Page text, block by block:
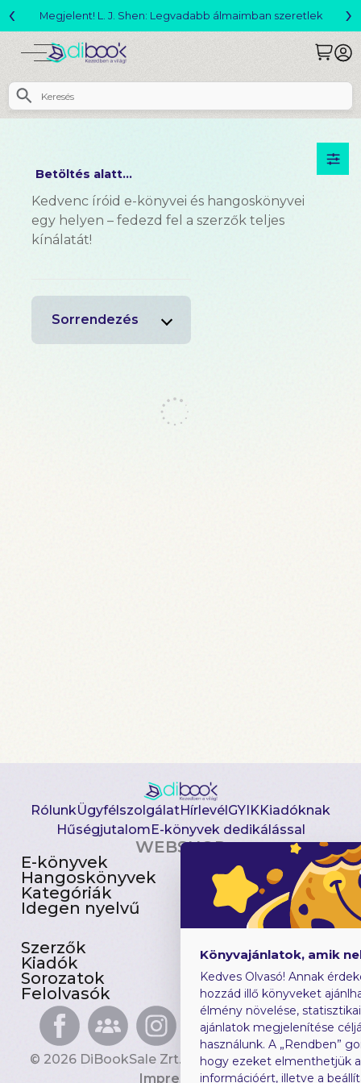
Változó világ akció!
‹ ›
Betöltés alatt...
Kedvenc íróid e-könyvei és hangoskönyvei
egy helyen – fedezd fel a szerzők teljes
kínálatát!
Sorrendezés
RólunkÜgyfélszolgálatHírlevélGYIKKiadóknak
HűségjutalomE-könyvek dedikálással
WEBSHOP
E-könyvek
Hangoskönyvek
Kategóriák
Idegen nyelvű
Csomagajánlatok
Akciósak
Előjegyezhetők
Újdonságok
Szerzők
Kiadók
Sorozatok
Felolvasók
Gyerekkönyvek
Heti toplista
Ajándékutalvány
Blog
© 2026 DiBookSale Zrt. Minden jog fenntartva.
Impresszum
Könyvajánlatok, amik
Kedves Olvasó! Annak
hozzád illő könyveket
élmény növelése,
ajánlatok megjelenítése
használunk. A „Rendben”
hogy ezeket elmenthetjük
információért, illetve a